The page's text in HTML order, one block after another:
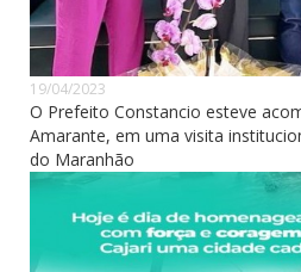
19/04/2023
O Prefeito Constancio esteve
Amarante, em uma visita
do Maranhão